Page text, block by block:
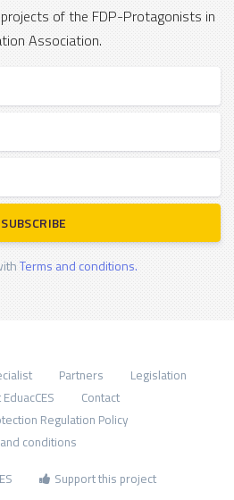
of the FDP-Protagonists in
Association.
SUBSCRIBE
Terms and conditions.
Partners
Legislation
Contact
Regulation Policy
conditions
Support this project